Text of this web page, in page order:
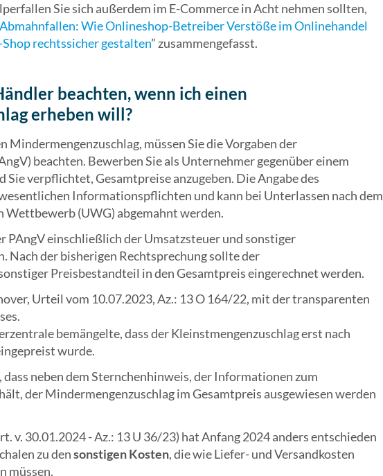
Sie sich außerdem im E-Commerce in Acht nehmen sollten,
Abmahnfallen: Wie Onlineshop-Betreiber Verstöße im Onlinehandel
rechtssicher gestalten” zusammengefasst.
beachten, wenn ich einen
erheben will?
Mindermengenzuschlag, müssen Sie die Vorgaben der
beachten. Bewerben Sie als Unternehmer gegenüber einem
Sie verpflichtet, Gesamtpreise anzugeben. Die Angabe des
Informationspflichten und kann bei Unterlassen nach dem
Wettbewerb (UWG) abgemahnt werden.
PAngV einschließlich der Umsatzsteuer und sonstiger
Nach der bisherigen Rechtsprechung sollte der
Preisbestandteil in den Gesamtpreis eingerechnet werden.
Urteil vom 10.07.2023, Az.: 13 O 164/22, mit der transparenten
bemängelte, dass der Kleinstmengenzuschlag erst nach
wurde.
dass neben dem Sternchenhinweis, der Informationen zum
der Mindermengenzuschlag im Gesamtpreis ausgewiesen werden
v. 30.01.2024 - Az.: 13 U 36/23) hat Anfang 2024 anders entschieden
zu densonstigen Kosten, die wie Liefer- und Versandkosten
müssen.